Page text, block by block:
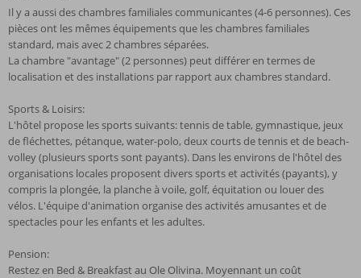
Il y a aussi des chambres familiales communicantes (4-6 personnes). Ces
pièces ont les mêmes équipements que les chambres familiales
standard, mais avec 2 chambres séparées.
La chambre "avantage" (2 personnes) peut différer en termes de
localisation et des installations par rapport aux chambres standard.
Sports & Loisirs:
L'hôtel propose les sports suivants: tennis de table, gymnastique, jeux
de fléchettes, pétanque, water-polo, deux courts de tennis et de beach-
volley (plusieurs sports sont payants). Dans les environs de l'hôtel des
organisations locales proposent divers sports et activités (payants), y
compris la plongée, la planche à voile, golf, équitation ou louer des
vélos. L'équipe d'animation organise des activités amusantes et de
spectacles pour les enfants et les adultes.
Pension:
Restez en Bed & Breakfast au Ole Olivina. Moyennant un coût